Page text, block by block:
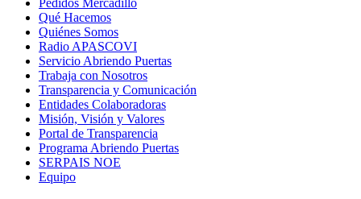
Qué Hacemos
Quiénes Somos
Radio APASCOVI
Servicio Abriendo Puertas
Trabaja con Nosotros
Transparencia y Comunicación
Entidades Colaboradoras
Misión, Visión y Valores
Portal de Transparencia
Programa Abriendo Puertas
SERPAIS NOE
Equipo